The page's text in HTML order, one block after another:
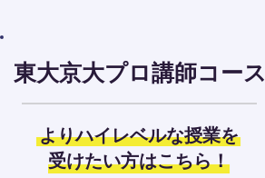
東大京大プロ講師コース
よりハイレベルな授業を
受けたい方はこちら！